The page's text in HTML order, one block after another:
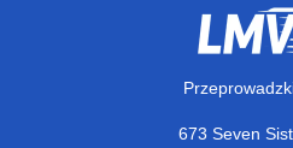
673 Seven